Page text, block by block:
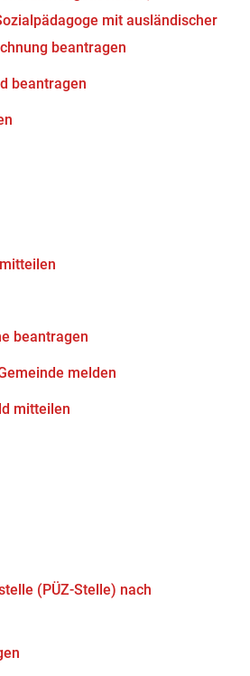
mit ausländischer
beantragen
beantragen
beantragen
melden
mitteilen
(PÜZ-Stelle) nach